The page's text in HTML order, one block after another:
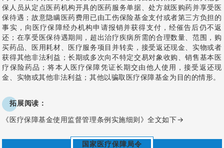
保人员从定点医药机构开具的医药服务单据、处方就医购药并享受医
保待遇；故意隐瞒医药费用已由工伤保险基金支付或者第三方负担的
事实，向医疗保障经办机构申请报销并获得支付，经催告后仍不返
还；在享受医保待遇期间，超出治疗疾病所需的合理数量、范围，购
买药品、医用耗材、医疗服务项目并转卖，接受返还现金、实物或者
获得其他非法利益；长期或多次向不特定交易对象收购、销售基本医
疗保险药品；将本人医疗保障凭证长期交由他人使用，接受返还现
金、实物或其他非法利益；其他以骗取医疗保障基金为目的的情形。
拓展阅读：
《医疗保障基金使用监督管理条例实施细则》全文如下→
国家医疗保障局令